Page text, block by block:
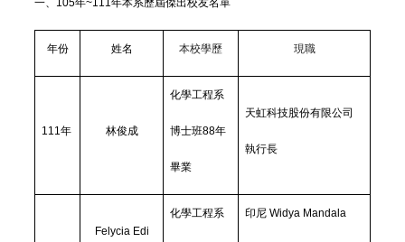
一、 105年~111年本系歷屆傑出校友名單
年份 姓名 本校學歷 現職
111年 林俊成
化學工程系
博士班88年
畢業
天虹科技股份有限公司
執行長
Felycia Edi
化學工程系 印尼 Widya Mandala